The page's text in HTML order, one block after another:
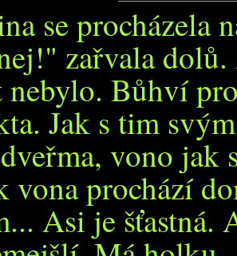
se procházela
zařvala
nebylo. Bůhví
Jak s tim
vono jak
vona prochází
Asi je šťastná.